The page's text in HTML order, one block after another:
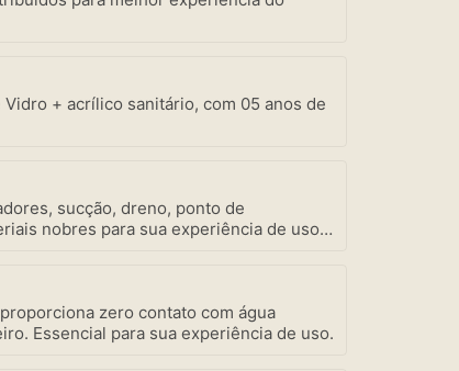
+ acrílico sanitário, com 05 anos de
sucção, dreno, ponto de
nobres para sua experiência de uso e
zero contato com água
Essencial para sua experiência de uso.